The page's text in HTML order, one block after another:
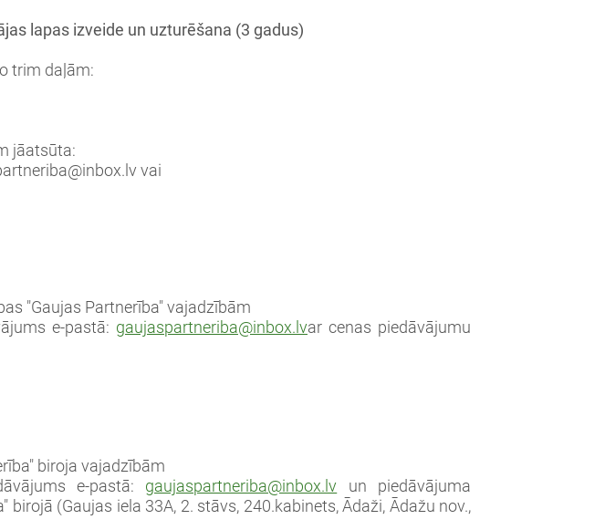
lapas izveide un uzturēšana (3 gadus)
trim daļām:
jāatsūta:
vai
"Gaujas Partnerība" vajadzībām
e-pastā: gaujaspartneriba@inbox.lvar cenas piedāvājumu
biroja vajadzībām
e-pastā: gaujaspartneriba@inbox.lv un piedāvājuma
(Gaujas iela 33A, 2. stāvs, 240.kabinets, Ādaži, Ādažu nov.,